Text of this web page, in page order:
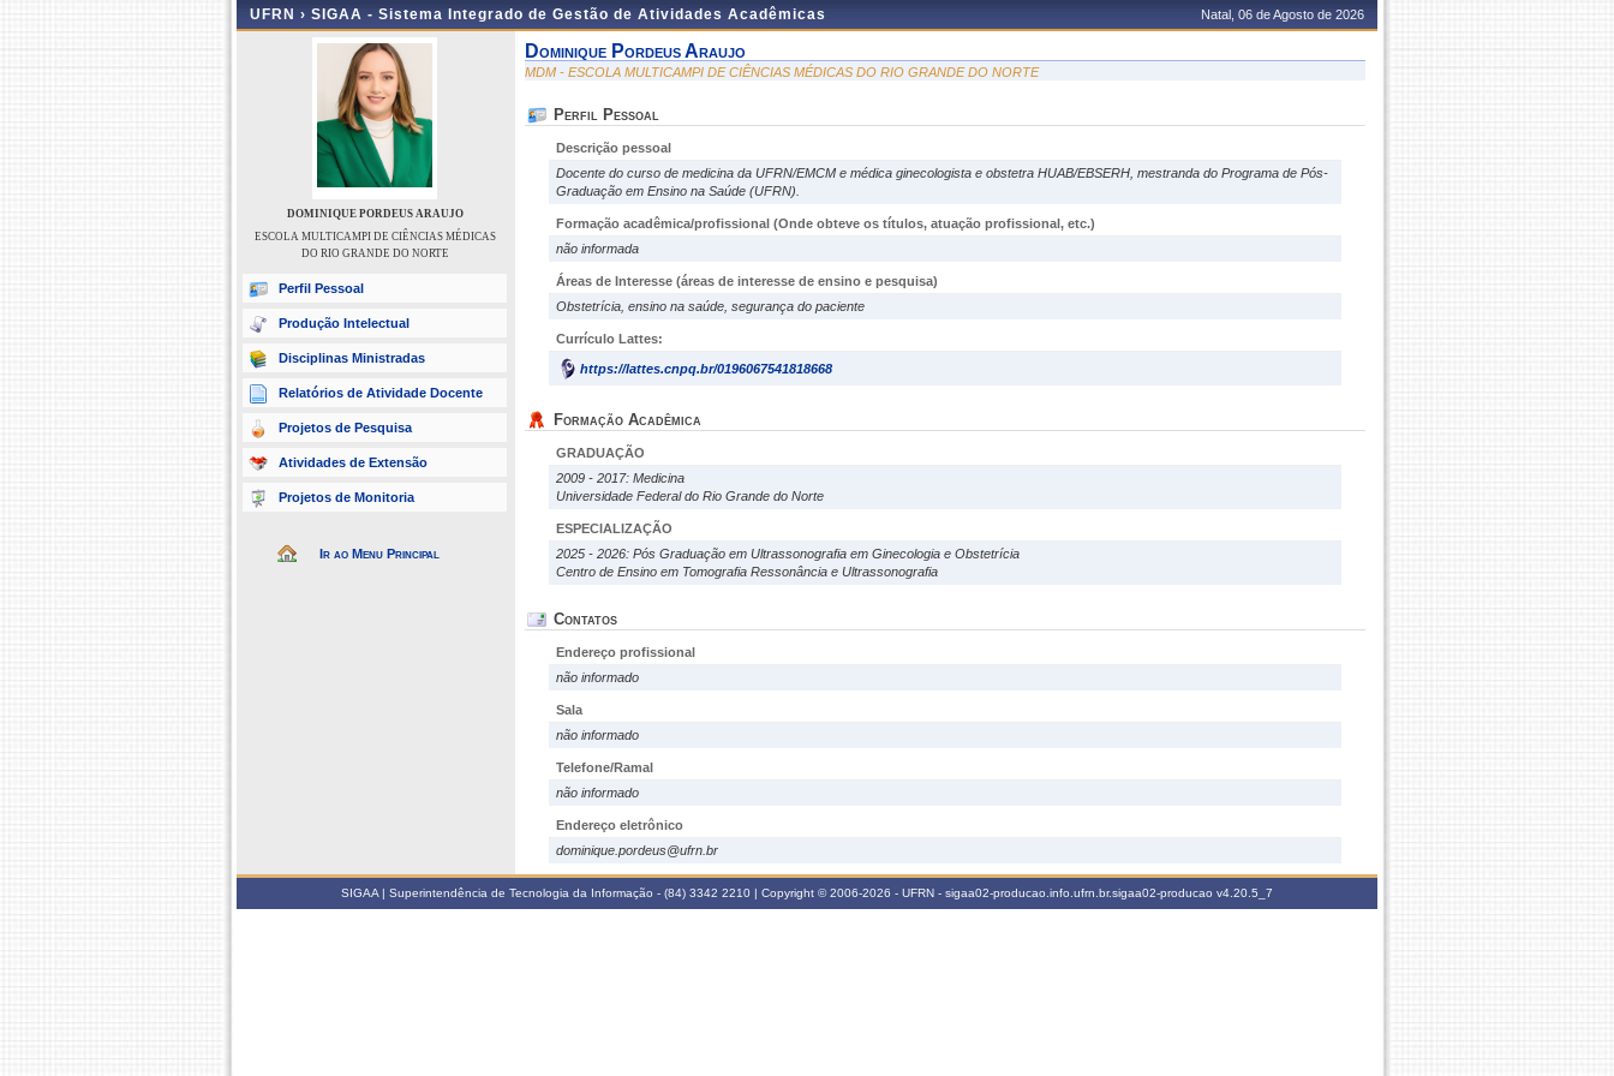
UFRN › SIGAA - Sistema Integrado de Gestão de Atividades Acadêmicas Natal, 06 de Agosto de 2026
DOMINIQUE PORDEUS ARAUJO
ESCOLA MULTICAMPI DE CIÊNCIAS MÉDICAS
DO RIO GRANDE DO NORTE
Perfil Pessoal
Produção Intelectual
Disciplinas Ministradas
Relatórios de Atividade Docente
Projetos de Pesquisa
Atividades de Extensão
Projetos de Monitoria
Ir ao Menu Principal
Dominique Pordeus Araujo
MDM - ESCOLA MULTICAMPI DE CIÊNCIAS MÉDICAS DO RIO GRANDE DO NORTE
Perfil Pessoal
Descrição pessoal
Docente do curso de medicina da UFRN/EMCM e médica ginecologista e obstetra HUAB/EBSERH, mestranda do Programa de Pós-
Graduação em Ensino na Saúde (UFRN).
Formação acadêmica/profissional (Onde obteve os títulos, atuação profissional, etc.)
não informada
Áreas de Interesse (áreas de interesse de ensino e pesquisa)
Obstetrícia, ensino na saúde, segurança do paciente
Currículo Lattes:
https://lattes.cnpq.br/0196067541818668
Formação Acadêmica
GRADUAÇÃO
2009 - 2017: Medicina
Universidade Federal do Rio Grande do Norte
ESPECIALIZAÇÃO
2025 - 2026: Pós Graduação em Ultrassonografia em Ginecologia e Obstetrícia
Centro de Ensino em Tomografia Ressonância e Ultrassonografia
Contatos
Endereço profissional
não informado
Sala
não informado
Telefone/Ramal
não informado
Endereço eletrônico
dominique.pordeus@ufrn.br
SIGAA | Superintendência de Tecnologia da Informação - (84) 3342 2210 | Copyright © 2006-2026 - UFRN - sigaa02-producao.info.ufrn.br.sigaa02-producao v4.20.5_7